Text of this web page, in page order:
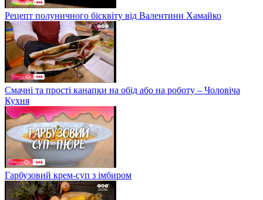
Рецепт полуничного бісквіту від Валентини Хамайко
Смачні та прості канапки на обід або на роботу – Чоловіча
Кухня
Гарбузовий крем-суп з імбиром